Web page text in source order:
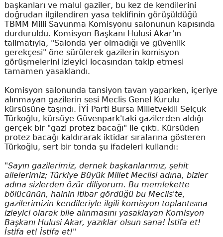
başkanları ve malul gaziler, bu kez de kendilerini
doğrudan ilgilendiren yasa teklifinin görüşüldüğü
TBMM Milli Savunma Komisyonu salonunun kapısında
durduruldu. Komisyon Başkanı Hulusi Akar'ın
talimatıyla, "Salonda yer olmadığı ve güvenlik
gerekçesi" öne sürülerek gazilerin komisyon
görüşmelerini izleyici locasından takip etmesi
tamamen yasaklandı.
Komisyon salonunda tansiyon tavan yaparken, içeriye
alınmayan gazilerin sesi Meclis Genel Kurulu
kürsüsüne taşındı. İYİ Parti Bursa Milletvekili Selçuk
Türkoğlu, kürsüye Güvenpark'taki gazilerden aldığı
gerçek bir "gazi protez bacağı" ile çıktı. Kürsüden
protez bacağı kaldırarak iktidar sıralarına gösteren
Türkoğlu, sert bir tonda şu ifadeleri kullandı:
"Sayın gazilerimiz, dernek başkanlarımız, şehit
ailelerimiz; Türkiye Büyük Millet Meclisi adına, bizler
adına sizlerden özür diliyorum. Bu memlekette
bölücünün, hainin itibar gördüğü bu Meclis'te,
gazilerimizin kendileriyle ilgili komisyon toplantısına
izleyici olarak bile alınmasını yasaklayan Komisyon
Başkanı Hulusi Akar, yazıklar olsun sana! İstifa et!
İstifa et! İstifa et!"